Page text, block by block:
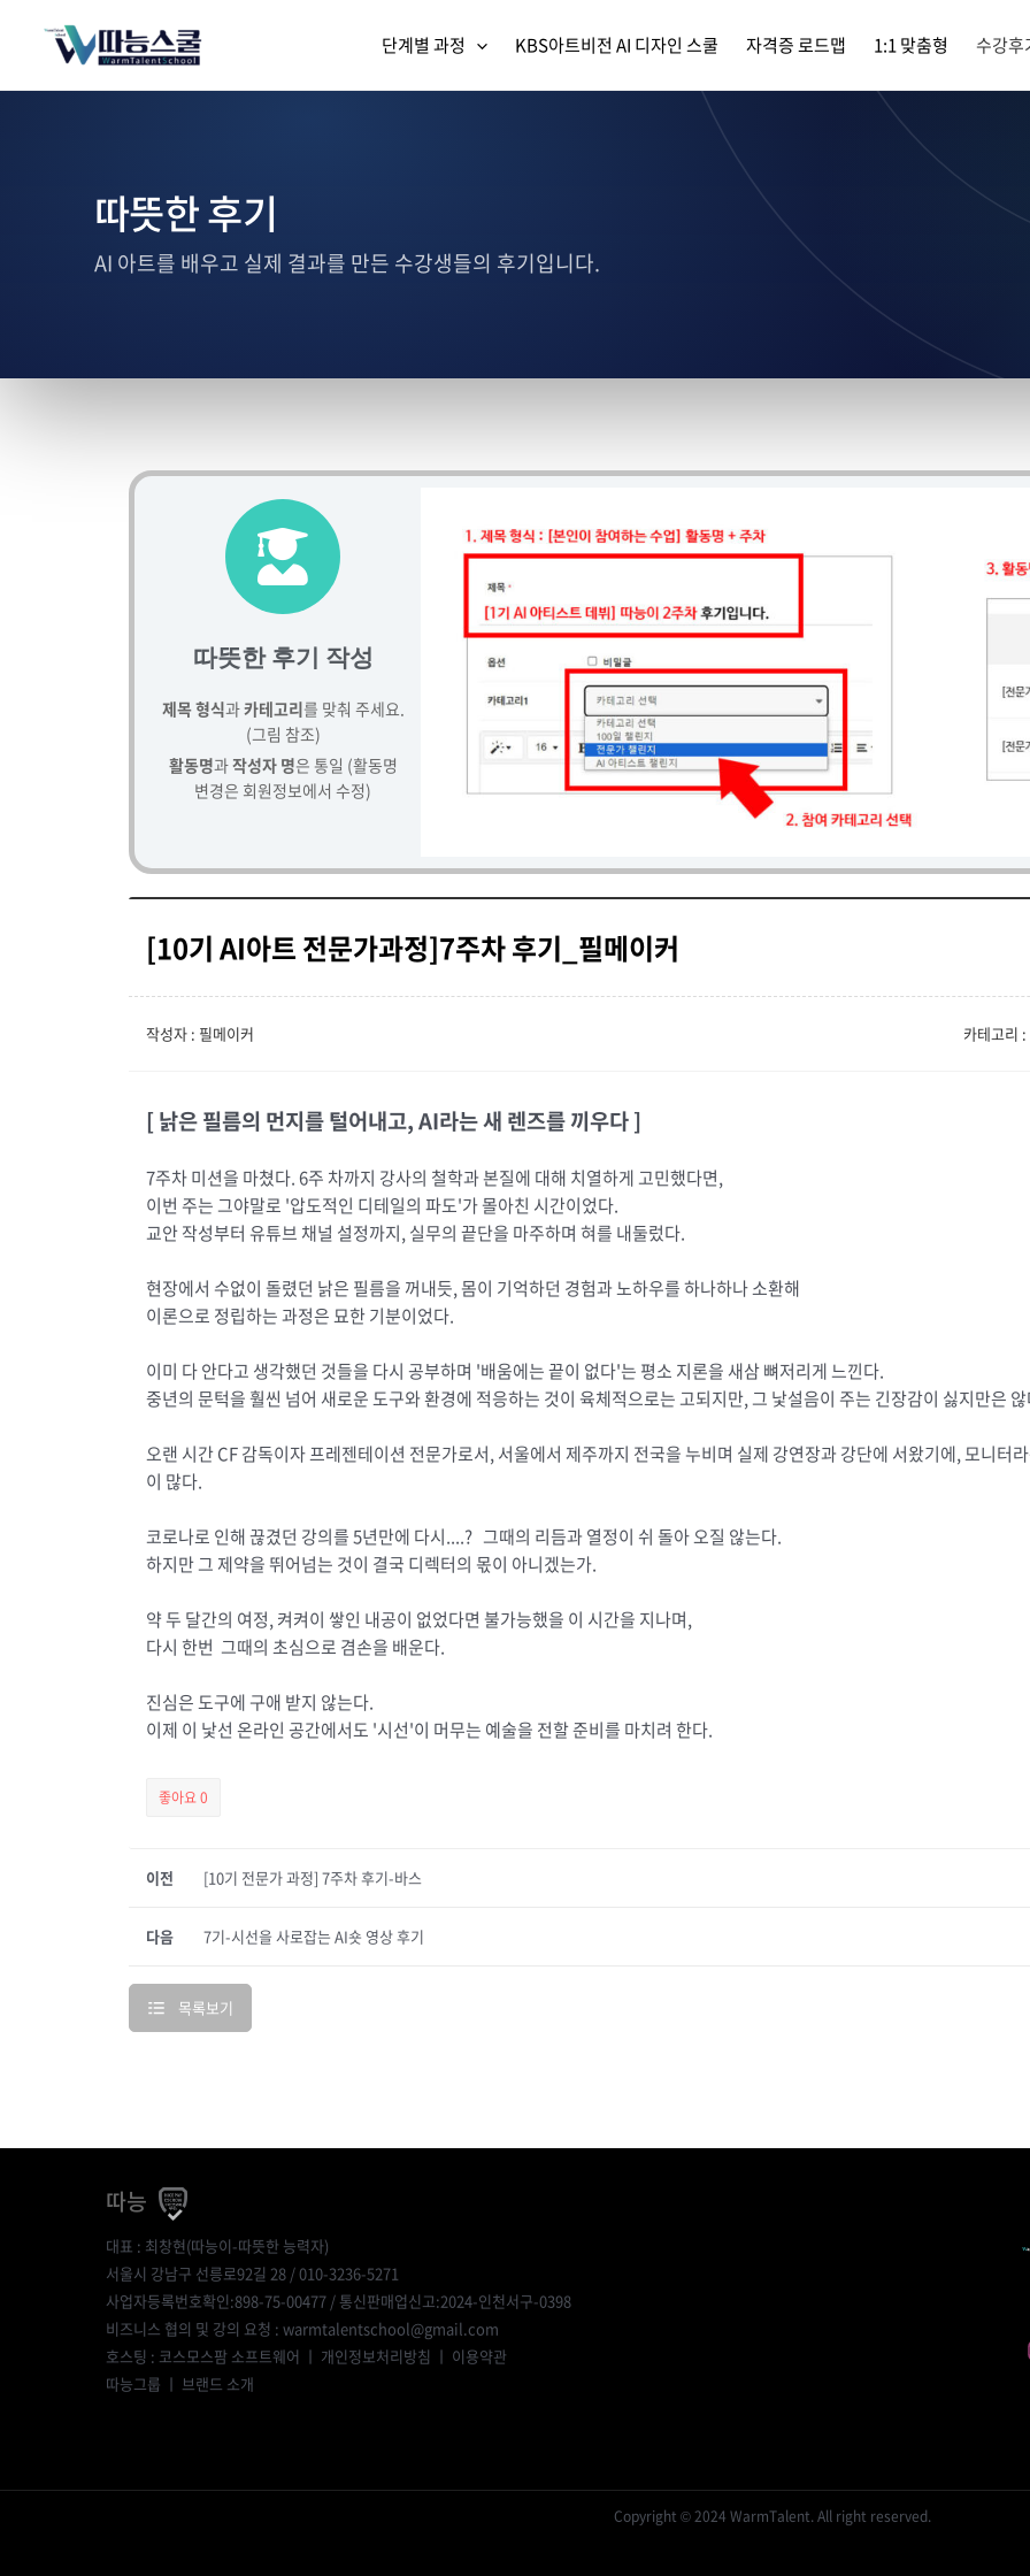
단계별 과정 KBS아트비전 AI 디자인 스쿨 자격증 로드맵 1:1 맞춤형 수강후
따뜻한 후기
AI 아트를 배우고 실제 결과를 만든 수강생들의 후기입니다.
따뜻한 후기 작성
제목 형식과카테고리를 맞춰 주세요.
(그림 참조)
활동명과작성자 명은 통일 (활동명
변경은 회원정보에서 수정)
[10기 AI아트 전문가과정]7주차 후기_필메이커
작성자 : 필메이커 카테고리
[ 낡은 필름의 먼지를 털어내고, AI라는 새 렌즈를 끼우다 ]
7주차 미션을 마쳤다. 6주 차까지 강사의 철학과 본질에 대해 치열하게 고민했다면,
이번 주는 그야말로 '압도적인 디테일의 파도'가 몰아친 시간이었다.
교안 작성부터 유튜브 채널 설정까지, 실무의 끝단을 마주하며 혀를 내둘렀다.
현장에서 수없이 돌렸던 낡은 필름을 꺼내듯, 몸이 기억하던 경험과 노하우를 하나하나 소환해
이론으로 정립하는 과정은 묘한 기분이었다.
이미 다 안다고 생각했던 것들을 다시 공부하며 '배움에는 끝이 없다'는 평소 지론을 새삼 뼈저리게 느낀다.
중년의 문턱을 훨씬 넘어 새로운 도구와 환경에 적응하는 것이 육체적으로는 고되지만, 그 낯설음이 주는 긴장감이 싫지만은
오랜 시간 CF 감독이자 프레젠테이션 전문가로서, 서울에서 제주까지 전국을 누비며 실제 강연장과 강단에 서왔기에, 모니터
이 많다.
코로나로 인해 끊겼던 강의를 5년만에 다시....? 그때의 리듬과 열정이 쉬 돌아 오질 않는다.
하지만 그 제약을 뛰어넘는 것이 결국 디렉터의 몫이 아니겠는가.
약 두 달간의 여정, 켜켜이 쌓인 내공이 없었다면 불가능했을 이 시간을 지나며,
다시 한번 그때의 초심으로 겸손을 배운다.
진심은 도구에 구애 받지 않는다.
이제 이 낯선 온라인 공간에서도 '시선'이 머무는 예술을 전할 준비를 마치려 한다.
좋아요0
이전 [10기 전문가 과정] 7주차 후기-바스
7기-시선을 사로잡는 AI숏 영상 후기
다음
목록보기
따능
대표 : 최창현(따능이-따뜻한 능력자)
서울시 강남구 선릉로92길 28 / 010-3236-5271
사업자등록번호확인:898-75-00477 / 통신판매업신고:2024-인천서구-0398
비즈니스 협의 및 강의 요청 : warmtalentschool@gmail.com
호스팅 : 코스모스팜 소프트웨어 ㅣ 개인정보처리방침 ㅣ 이용약관
따능그룹 ㅣ 브랜드 소개
Copyright © 2024 WarmTalent. All right reserved.